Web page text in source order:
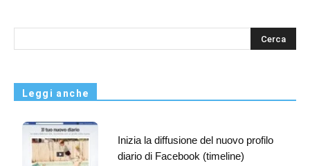
s
Leggi anche
Inizia la diffusione del nuovo profilo
diario di Facebook (timeline)